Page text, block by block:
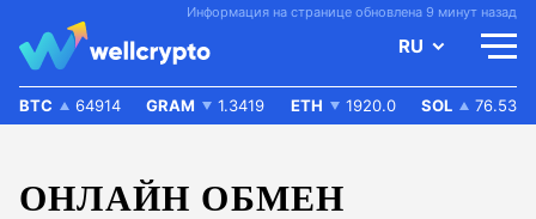
Информация на странице обновлена 9 минут назад
RU
BTC 64914 GRAM 1.3419 ETH 1920.0 SOL 76.53
ОНЛАЙН ОБМЕН